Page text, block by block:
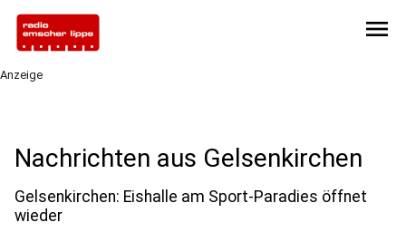
menu
Anzeige
Nachrichten aus Gelsenkirchen
Gelsenkirchen: Eishalle am Sport-Paradies öffnet
wieder